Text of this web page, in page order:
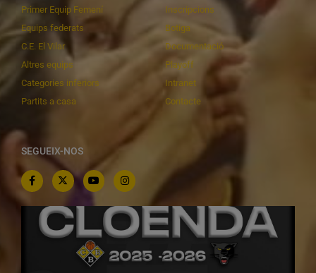
Primer Equip Femení
Equips federats
C.E. El Vilar
Altres equips
Categories inferiors
Partits a casa
Inscripcions
Botiga
Documentació
Playoff
Intranet
Contacte
SEGUEIX-NOS